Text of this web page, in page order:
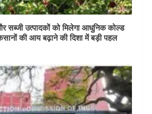
सब्जी उत्पादकों को मिलेगा आधुनिक कोल्ड
की आय बढ़ाने की दिशा में बड़ी पहल